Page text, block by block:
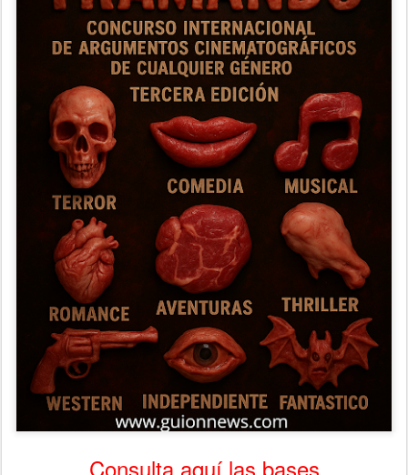
Consulta aquí las bases